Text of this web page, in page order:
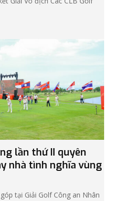
lần thứ II quyên
nhà tình nghĩa vùng
tại Giải Golf Công an Nhân